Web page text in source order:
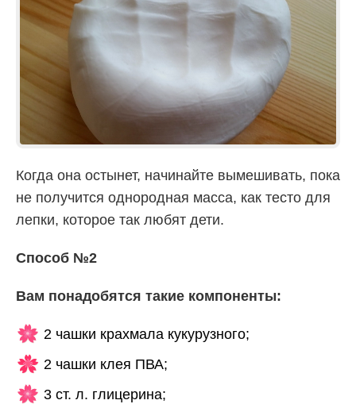
Когда она остынет, начинайте вымешивать, пока
не получится однородная масса, как тесто для
лепки, которое так любят дети.
Способ №2
Вам понадобятся такие компоненты:
2 чашки крахмала кукурузного;
2 чашки клея ПВА;
3 ст. л. глицерина;